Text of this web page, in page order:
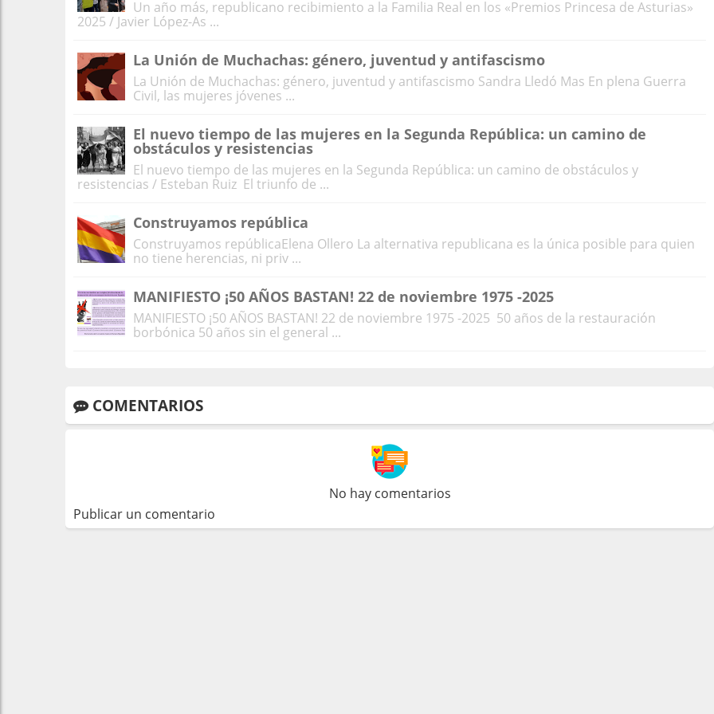
Un año más, republicano recibimiento a la Familia Real en los «Premios Princesa de Asturias»
2025 / Javier López-As ...
La Unión de Muchachas: género, juventud y antifascismo
La Unión de Muchachas: género, juventud y antifascismo Sandra Lledó Mas En plena Guerra
Civil, las mujeres jóvenes ...
El nuevo tiempo de las mujeres en la Segunda República: un camino de
obstáculos y resistencias
El nuevo tiempo de las mujeres en la Segunda República: un camino de obstáculos y
resistencias / Esteban Ruiz El triunfo de ...
Construyamos república
Construyamos repúblicaElena Ollero La alternativa republicana es la única posible para quien
no tiene herencias, ni priv ...
MANIFIESTO ¡50 AÑOS BASTAN! 22 de noviembre 1975 -2025
MANIFIESTO ¡50 AÑOS BASTAN! 22 de noviembre 1975 -2025 50 años de la restauración
borbónica 50 años sin el general ...
COMENTARIOS
No hay comentarios
Publicar un comentario